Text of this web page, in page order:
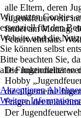
alle Eltern, deren
Jugendfeuerwehr
findet am Montag,
Feuerwehrhaus
Die Jugendleiter
Hobby
die allgemeine
Fragen der
Der
Wir nutzen Cookies
essenziell für den
Website und die
Sie können selbst
Bitte beachten Sie,
alle Funktionalitäten
Akzeptieren
Weitere